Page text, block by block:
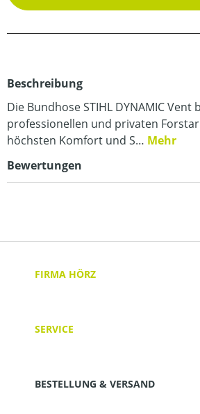
Beschreibung
Die Bundhose STIHL DYNAMIC Vent
professionellen und privaten
höchsten Komfort und S… Mehr
Bewertungen
FIRMA HÖRZ
SERVICE
BESTELLUNG & VERSAND